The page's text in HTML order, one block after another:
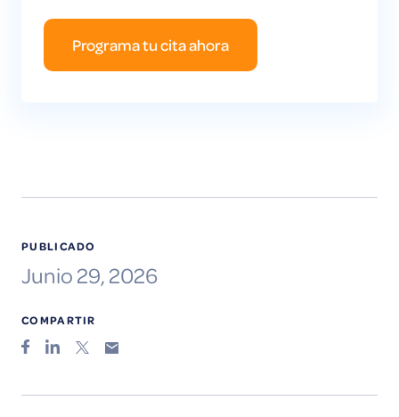
Programa tu cita ahora
PUBLICADO
Junio 29, 2026
COMPARTIR